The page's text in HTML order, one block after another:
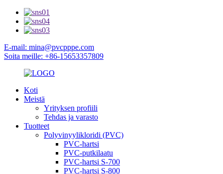
E-mail: mina@pvcpppe.com
Soita meille: +86-15653357809
Koti
Meistä
Yrityksen profiili
Tehdas ja varasto
Tuotteet
Polyvinyylikloridi (PVC)
PVC-hartsi
PVC-putkilaatu
PVC-hartsi S-700
PVC-hartsi S-800